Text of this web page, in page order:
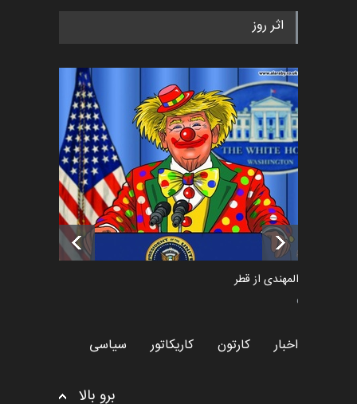
رویداد کارگاهی کارتون و پوستر
اخبار 5 ماه قبل
فراخوان رویداد کارگاهی کارتون و
پوستر "ایران سربل…
اخبار 6 ماه قبل
تسلیت به همکار | سهراب خیری
اخبار 6 ماه قبل
اثر روز
سعد المهندی از قطر
سیاسی
اخبار کارتون کاریکاتور سیاسی
برو بالا